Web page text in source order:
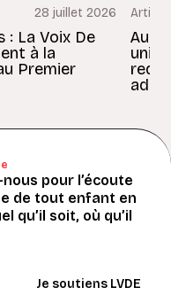
28 juillet 2026
: La Voix De
à la
Premier
Article
Au
pour l’écoute
de tout enfant en
qu’il soit, où qu’il
Je soutiens LVDE